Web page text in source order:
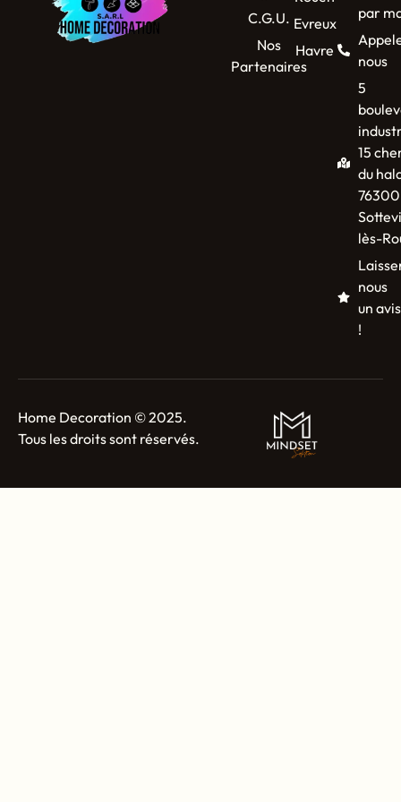
C.G.U.
Nos
Partenaires
Evreux
Havre
par
nous
5
15
du
76300
lès-
nous
un avis
!
Home Decoration © 2025.
Tous les droits sont réservés.